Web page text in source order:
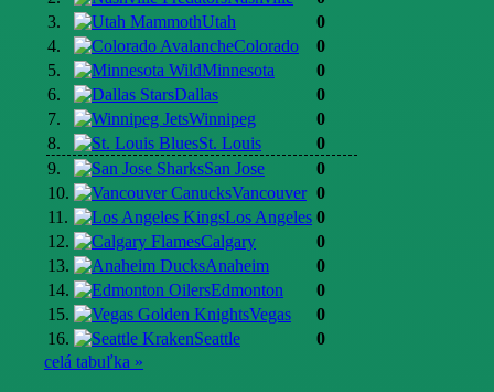
3.
Utah
0
4.
Colorado
0
5.
Minnesota
0
6.
Dallas
0
7.
Winnipeg
0
8.
St. Louis
0
9.
San Jose
0
10.
Vancouver 0
11.
Los Angeles 0
12.
Calgary
0
13.
Anaheim
0
14.
Edmonton
0
15.
Vegas
0
16.
Seattle
0
celá tabuľka »